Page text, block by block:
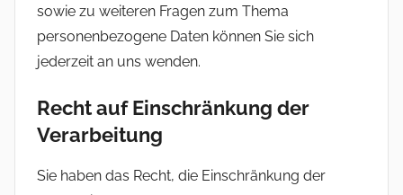
sowie zu weiteren Fragen zum Thema
personenbezogene Daten können Sie sich
jederzeit an uns wenden.
Recht auf Einschränkung der
Verarbeitung
Sie haben das Recht, die Einschränkung der